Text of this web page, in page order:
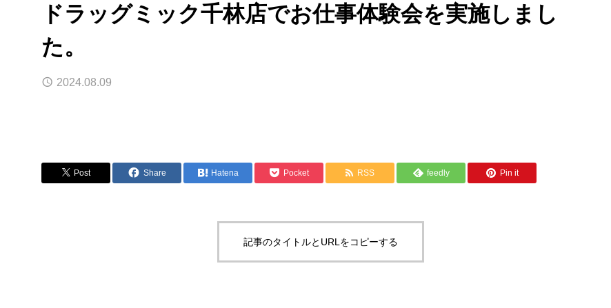
SERVICE
わたしたちの事業について
CARE SERVICE DRUG STORE
「諦めたもの」「失ったもの」を
取り戻す一助に
ドラッグミック千林店でお仕事体験会を実施しまし
た。
2024.08.09
Post Share Hatena Pocket RSS feedly Pin it
記事のタイトルとURLをコピーする